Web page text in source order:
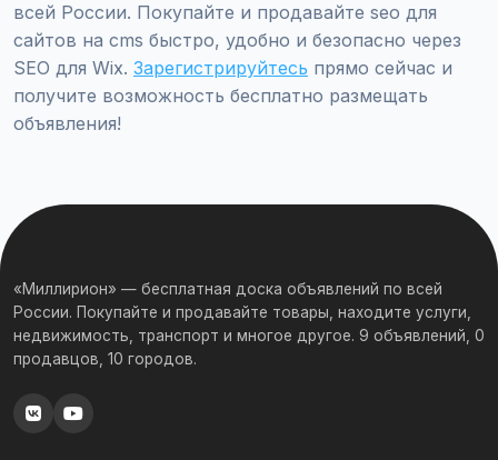
всей России. Покупайте и продавайте seo для
сайтов на cms быстро, удобно и безопасно через
SEO для Wix. Зарегистрируйтесь прямо сейчас и
получите возможность бесплатно размещать
объявления!
«Миллирион» — бесплатная доска объявлений по всей
России. Покупайте и продавайте товары, находите услуги,
недвижимость, транспорт и многое другое. 9 объявлений, 0
продавцов, 10 городов.